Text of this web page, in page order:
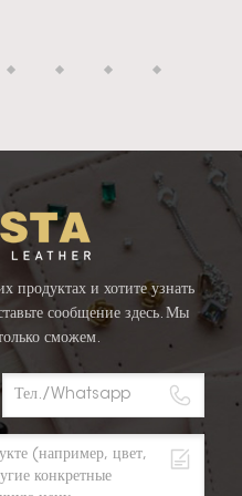
продуктах и хотите узнать
сообщение здесь. Мы
сможем.